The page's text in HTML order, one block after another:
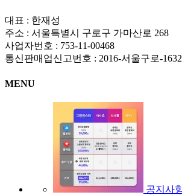
대표 : 한재성
주소 : 서울특별시 구로구 가마산로 268
사업자번호 : 753-11-00468
통신판매업신고번호 : 2016-서울구로-
MENU
공지사